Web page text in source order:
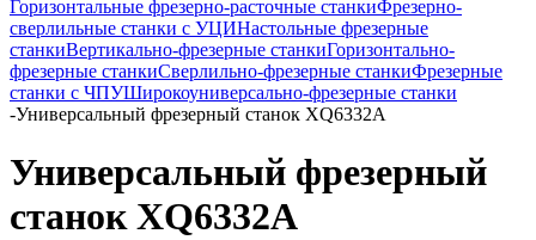
Горизонтальные фрезерно-расточные станкиФрезерно-
сверлильные станки с УЦИНастольные фрезерные
станкиВертикально-фрезерные станкиГоризонтально-
фрезерные станкиСверлильно-фрезерные станкиФрезерные
станки с ЧПУШирокоуниверсально-фрезерные станки
-Универсальный фрезерный станок XQ6332A
Универсальный фрезерный
станок XQ6332A